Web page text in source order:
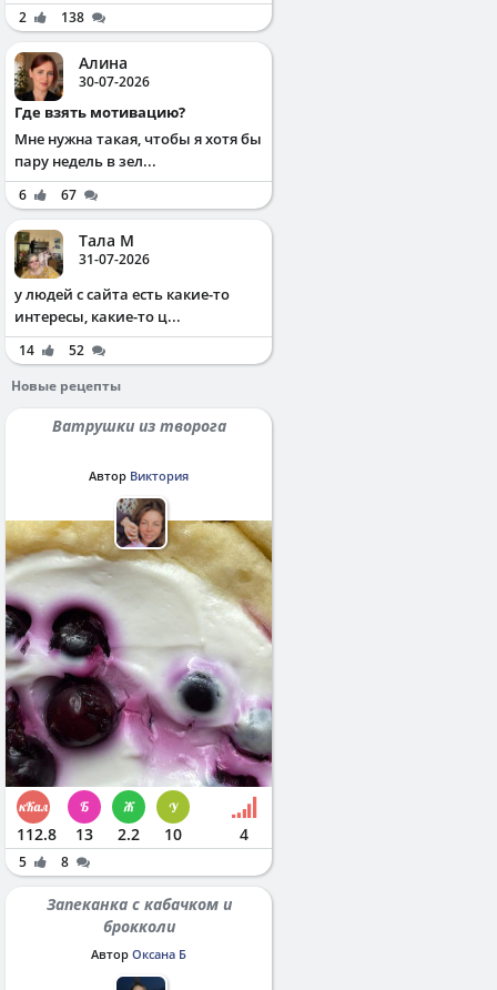
2 138
Алина
30-07-2026
Где взять мотивацию?
Мне нужна такая, чтобы я хотя бы
пару недель в зел...
6 67
Тала М
31-07-2026
у людей с сайта есть какие-то
интересы, какие-то ц...
14
52
Новые рецепты
Ватрушки из творога
Автор Виктория
112.8 13 2.2 10 4
5 8
Запеканка с кабачком и
брокколи
Автор Оксана Б